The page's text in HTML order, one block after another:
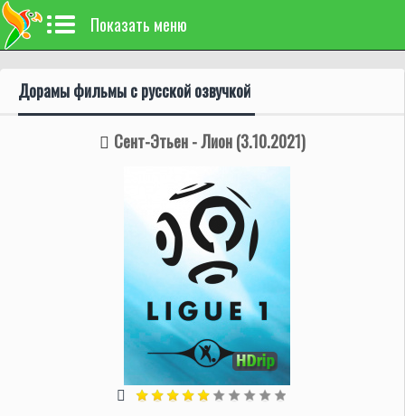
Показать меню
Дорамы фильмы с русской озвучкой
Сент-Этьен - Лион (3.10.2021)